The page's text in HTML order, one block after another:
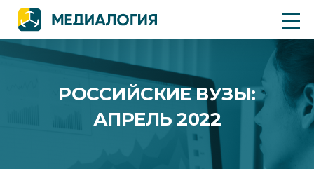
РОССИЙСКИЕ ВУЗЫ:
АПРЕЛЬ 2022